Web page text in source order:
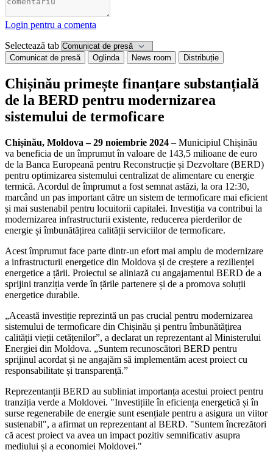
Login pentru a comenta
Selectează tab
Comunicat de presă Oglinda News room Distribuție
Chișinău primește finanțare substanțială
de la BERD pentru modernizarea
sistemului de termoficare
Chișinău, Moldova – 29 noiembrie 2024 – Municipiul Chișinău
va beneficia de un împrumut în valoare de 143,5 milioane de euro
de la Banca Europeană pentru Reconstrucție și Dezvoltare (BERD)
pentru optimizarea sistemului centralizat de alimentare cu energie
termică. Acordul de împrumut a fost semnat astăzi, la ora 12:30,
marcând un pas important către un sistem de termoficare mai eficient
și mai sustenabil pentru locuitorii capitalei. Investiția va contribui la
modernizarea infrastructurii existente, reducerea pierderilor de
energie și îmbunătățirea calității serviciilor de termoficare.
Acest împrumut face parte dintr-un efort mai amplu de modernizare
a infrastructurii energetice din Moldova și de creștere a rezilienței
energetice a țării. Proiectul se aliniază cu angajamentul BERD de a
sprijini tranziția verde în țările partenere și de a promova soluții
energetice durabile.
„Această investiție reprezintă un pas crucial pentru modernizarea
sistemului de termoficare din Chișinău și pentru îmbunătățirea
calității vieții cetățenilor”, a declarat un reprezentant al Ministerului
Energiei din Moldova. „Suntem recunoscători BERD pentru
sprijinul acordat și ne angajăm să implementăm acest proiect cu
responsabilitate și transparență.”
Reprezentanții BERD au subliniat importanța acestui proiect pentru
tranziția verde a Moldovei. "Investițiile în eficiența energetică și în
surse regenerabile de energie sunt esențiale pentru a asigura un viitor
sustenabil", a afirmat un reprezentant al BERD. "Suntem încrezători
că acest proiect va avea un impact pozitiv semnificativ asupra
mediului și a economiei Moldovei."